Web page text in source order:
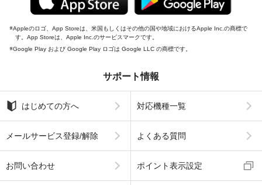
Appleのロゴ、App Storeは、米国もしくはその他の国や地域におけるApple Inc.の商標で
す。App Storeは、Apple Inc.のサービスマークです。
Google Play および Google Play ロゴは Google LLC の商標です。
サポート情報
はじめての方へ 対応機種一覧
メールサービス登録/解除 よくある質問
お問い合わせ ポイント表示設定